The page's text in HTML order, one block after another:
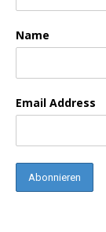
Name
Email Address